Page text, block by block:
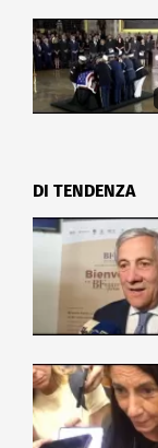
DI TENDENZA